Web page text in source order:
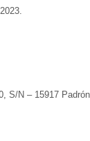
S/N – 15917